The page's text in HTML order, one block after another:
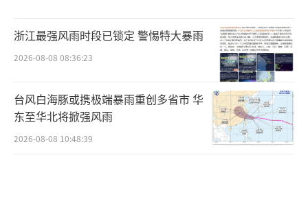
浙江最强风雨时段已锁定 警惕特大暴雨
2026-08-08 08:36:23
台风白海豚或携极端暴雨重创多省市 华
东至华北将掀强风雨
2026-08-08 10:48:39